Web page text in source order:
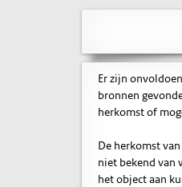
Er zijn
bronnen
herkomst of
De herkomst
niet bekend van
het object aan